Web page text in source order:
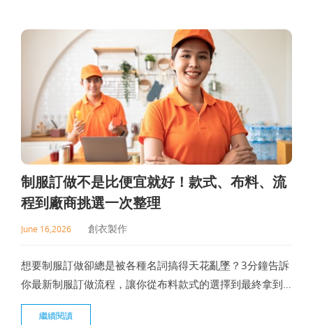
制服訂做不是比便宜就好！款式、布料、流
程到廠商挑選一次整理
June 16,2026 創衣製作
想要制服訂做卻總是被各種名詞搞得天花亂墜？3分鐘告訴
你最新制服訂做流程，讓你從布料款式的選擇到最終拿到
美美的衣服，這篇文章將帶你找到最優質的制服訂做廠
商，讓你把高CP值的衣服帶回家！
繼續閱讀